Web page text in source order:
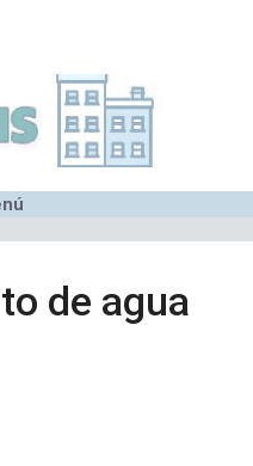
de agua